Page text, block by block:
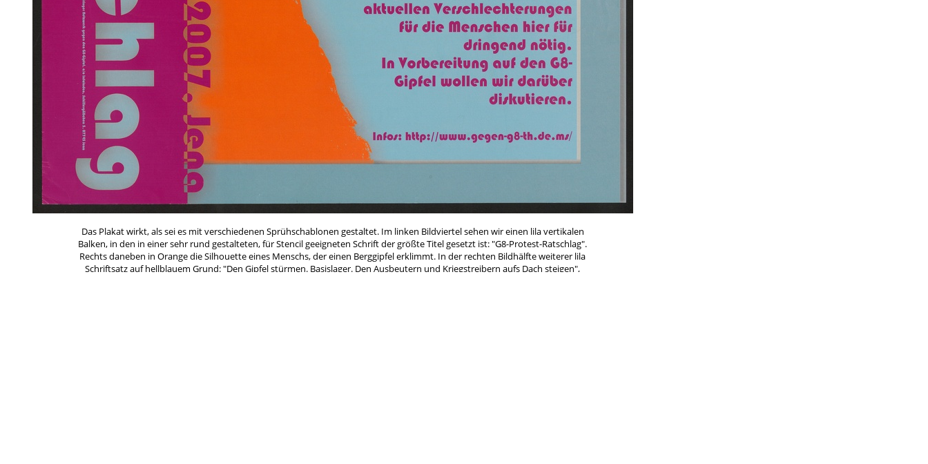
Das Plakat wirkt, als sei es mit verschiedenen Sprühschablonen gestaltet. Im linken Bildviertel sehen wir einen lila vertikalen
Balken, in den in einer sehr rund gestalteten, für Stencil geeigneten Schrift der größte Titel gesetzt ist: "G8-Protest-Ratschlag".
Rechts daneben in Orange die Silhouette eines Menschs, der einen Berggipfel erklimmt. In der rechten Bildhälfte weiterer lila
Schriftsatz auf hellblauem Grund: "Den Gipfel stürmen. Basislager. Den Ausbeutern und Kriegstreibern aufs Dach steigen",